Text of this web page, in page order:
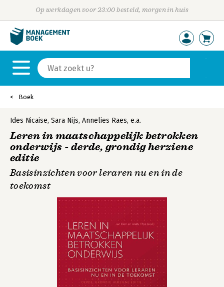
Op werkdagen voor 23:00 besteld, morgen in huis
Boek
Ides Nicaise, Sara Nijs, Annelies Raes, e.a.
Leren in maatschappelijk betrokken
onderwijs - derde, grondig herziene
editie
Basisinzichten voor leraren nu en in de
toekomst